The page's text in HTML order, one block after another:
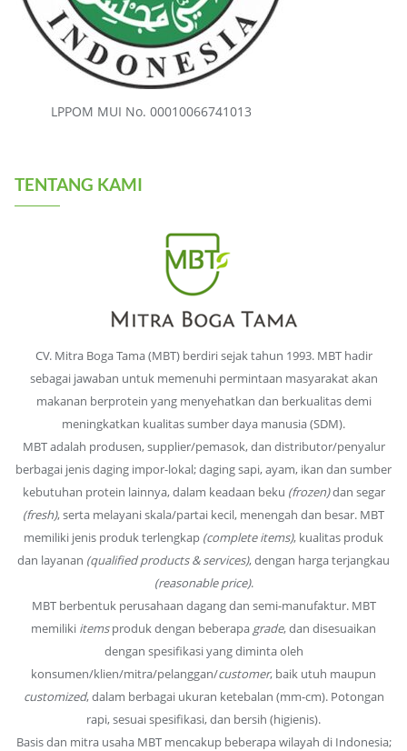
LPPOM MUI No. 00010066741013
TENTANG KAMI
CV. Mitra Boga Tama (MBT) berdiri sejak tahun 1993. MBT hadir
sebagai jawaban untuk memenuhi permintaan masyarakat akan
makanan berprotein yang menyehatkan dan berkualitas demi
meningkatkan kualitas sumber daya manusia (SDM).
MBT adalah produsen, supplier/pemasok, dan distributor/penyalur
berbagai jenis daging impor-lokal; daging sapi, ayam, ikan dan sumber
kebutuhan protein lainnya, dalam keadaan beku (frozen)dan segar
(fresh), serta melayani skala/partai kecil, menengah dan besar. MBT
memiliki jenis produk terlengkap (complete items), kualitas produk
dan layanan (qualified products & services), dengan harga terjangkau
(reasonable price).
MBT berbentuk perusahaan dagang dan semi-manufaktur. MBT
memiliki itemsproduk dengan beberapa grade, dan disesuaikan
dengan spesifikasi yang diminta oleh
konsumen/klien/mitra/pelanggan/customer, baik utuh maupun
customized, dalam berbagai ukuran ketebalan (mm-cm). Potongan
rapi, sesuai spesifikasi, dan bersih (higienis).
Basis dan mitra usaha MBT mencakup beberapa wilayah di Indonesia;